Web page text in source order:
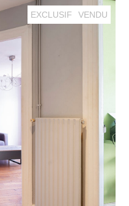
EXCLUSIF VENDU